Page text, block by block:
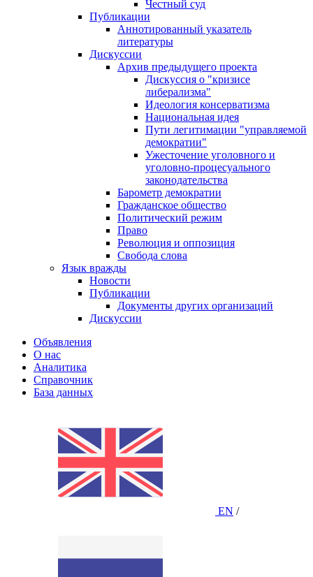
Честный суд
Публикации
Аннотированный указатель
литературы
Дискуссии
Архив предыдущего проекта
Дискуссия о "кризисе
либерализма"
Идеология консерватизма
Национальная идея
Пути легитимации "управляемой
демократии"
Ужесточение уголовного и
уголовно-процесуального
законодательства
Барометр демократии
Гражданское общество
Политический режим
Право
Революция и оппозиция
Свобода слова
Язык вражды
Новости
Публикации
Документы других организаций
Дискуссии
Объявления
О нас
Аналитика
Справочник
База данных
EN /